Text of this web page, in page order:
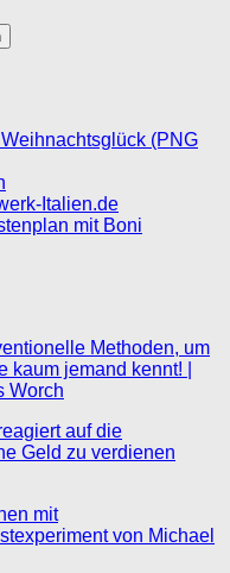
(PNG
Italien.de
mit Boni
Methoden, um
jemand kennt! |
Worch
auf die
Geld zu verdienen
mit
von Michael